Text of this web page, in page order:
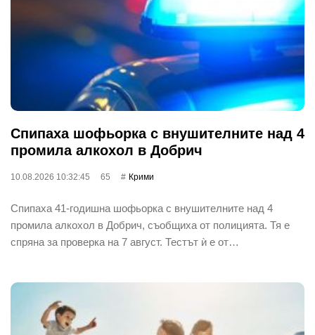
Спипаха шофьорка с внушителните над 4
промила алкохол в Добрич
10.08.2026 10:32:45 65 Крими
Спипаха 41-годишна шофьорка с внушителните над 4
промила алкохол в Добрич, съобщиха от полицията. Тя е
спряна за проверка на 7 август. Тестът ѝ е от…